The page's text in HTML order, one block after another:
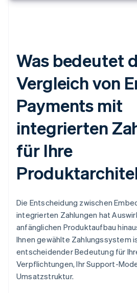
Was bedeutet
Vergleich von
Payments mit
integrierten
für Ihre
Die Entscheidung zwischen
integrierten Zahlungen hat
anfänglichen Produktaufbau
Ihnen gewählte Zahlungssystem
entscheidender Bedeutung für
Verpflichtungen, Ihr Support-
Umsatzstruktur.